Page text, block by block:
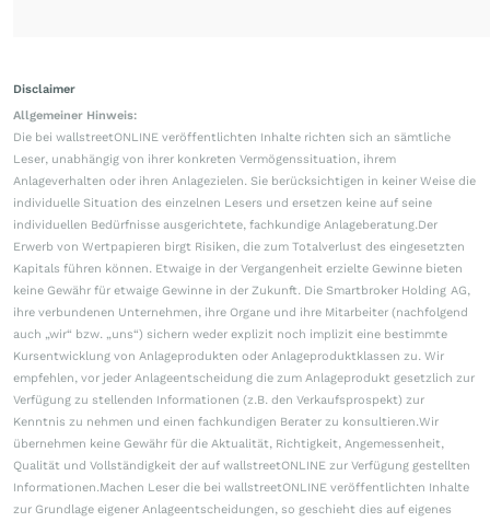
Disclaimer
Allgemeiner Hinweis:
Die bei wallstreetONLINE veröffentlichten Inhalte richten sich an sämtliche
Leser, unabhängig von ihrer konkreten Vermögenssituation, ihrem
Anlageverhalten oder ihren Anlagezielen. Sie berücksichtigen in keiner Weise die
individuelle Situation des einzelnen Lesers und ersetzen keine auf seine
individuellen Bedürfnisse ausgerichtete, fachkundige Anlageberatung.Der
Erwerb von Wertpapieren birgt Risiken, die zum Totalverlust des eingesetzten
Kapitals führen können. Etwaige in der Vergangenheit erzielte Gewinne bieten
keine Gewähr für etwaige Gewinne in der Zukunft. Die Smartbroker Holding AG,
ihre verbundenen Unternehmen, ihre Organe und ihre Mitarbeiter (nachfolgend
auch „wir“ bzw. „uns“) sichern weder explizit noch implizit eine bestimmte
Kursentwicklung von Anlageprodukten oder Anlageproduktklassen zu. Wir
empfehlen, vor jeder Anlageentscheidung die zum Anlageprodukt gesetzlich zur
Verfügung zu stellenden Informationen (z.B. den Verkaufsprospekt) zur
Kenntnis zu nehmen und einen fachkundigen Berater zu konsultieren.Wir
übernehmen keine Gewähr für die Aktualität, Richtigkeit, Angemessenheit,
Qualität und Vollständigkeit der auf wallstreetONLINE zur Verfügung gestellten
Informationen.Machen Leser die bei wallstreetONLINE veröffentlichten Inhalte
zur Grundlage eigener Anlageentscheidungen, so geschieht dies auf eigenes